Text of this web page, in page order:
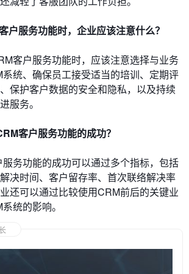
户服务功能时，企业应该注意什么？
客户服务功能时，应该注意选择与业务
统、确保员工接受适当的培训、定期评
保护客户数据的安全和隐私，以及持续
服务。
客户服务功能的成功？
务功能的成功可以通过多个指标，包括
决时间、客户留存率、首次联络解决率
还可以通过比较使用CRM前后的关键业
统的影响。